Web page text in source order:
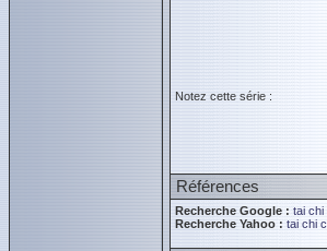
Notez cette série :
Références
Recherche Google : tai chi
Recherche Yahoo : tai chi